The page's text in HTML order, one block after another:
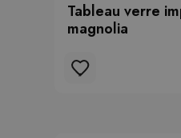
Tableau verre
magnolia